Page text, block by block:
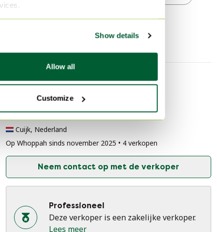
Show details
Allow all
Customize
Design Eettafel
Verkopersinformatie
Over deze verkoper Professioneel
Cuijk, Nederland
Op Whoppah sinds november 2025 • 4 verkopen
Neem contact op met de verkoper
Professioneel
Deze verkoper is een zakelijke verkoper.
Lees meer